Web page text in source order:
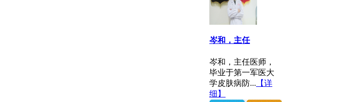
岑和，主任
岑和，主任医师，
毕业于第一军医大
学皮肤病防... 【详
细】